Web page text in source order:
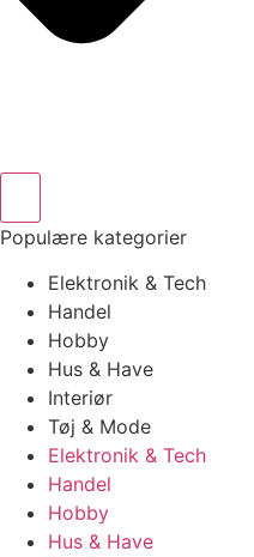
Populære kategorier
Elektronik & Tech
Handel
Hobby
Hus & Have
Interiør
Tøj & Mode
Elektronik & Tech
Handel
Hobby
Hus & Have